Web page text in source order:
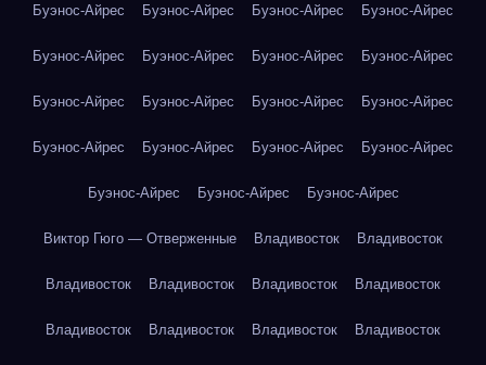
Буэнос-Айрес Буэнос-Айрес Буэнос-Айрес Буэнос-Айрес
Буэнос-Айрес Буэнос-Айрес Буэнос-Айрес Буэнос-Айрес
Буэнос-Айрес Буэнос-Айрес Буэнос-Айрес Буэнос-Айрес
Буэнос-Айрес Буэнос-Айрес Буэнос-Айрес Буэнос-Айрес
Буэнос-Айрес Буэнос-Айрес Буэнос-Айрес
Виктор Гюго — Отверженные Владивосток Владивосток
Владивосток Владивосток Владивосток Владивосток
Владивосток Владивосток Владивосток Владивосток